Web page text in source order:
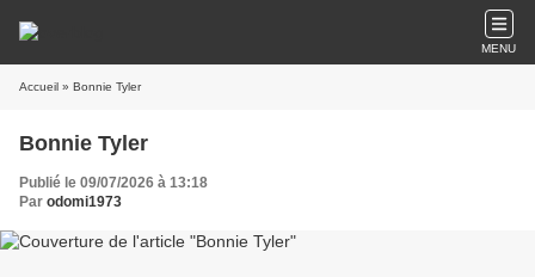
MENU
Accueil » Bonnie Tyler
Bonnie Tyler
Publié le 09/07/2026 à 13:18
Par odomi1973